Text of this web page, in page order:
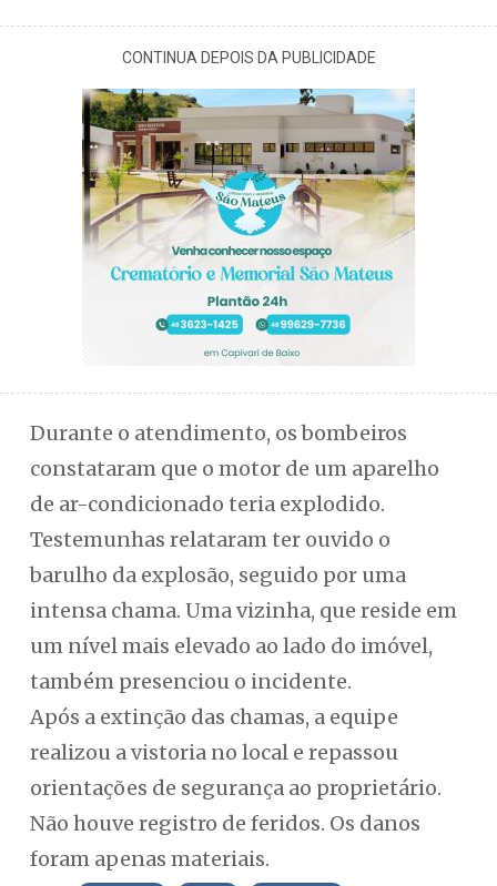
CONTINUA DEPOIS DA PUBLICIDADE
Durante o atendimento, os bombeiros
constataram que o motor de um aparelho
de ar-condicionado teria explodido.
Testemunhas relataram ter ouvido o
barulho da explosão, seguido por uma
intensa chama. Uma vizinha, que reside em
um nível mais elevado ao lado do imóvel,
também presenciou o incidente.
Após a extinção das chamas, a equipe
realizou a vistoria no local e repassou
orientações de segurança ao proprietário.
Não houve registro de feridos. Os danos
foram apenas materiais.